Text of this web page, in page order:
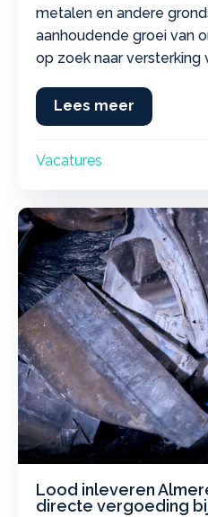
metalen en andere
aanhoudende groei van
op zoek naar versterking
Lees meer
Vacatures
Lood inleveren
directe vergoeding